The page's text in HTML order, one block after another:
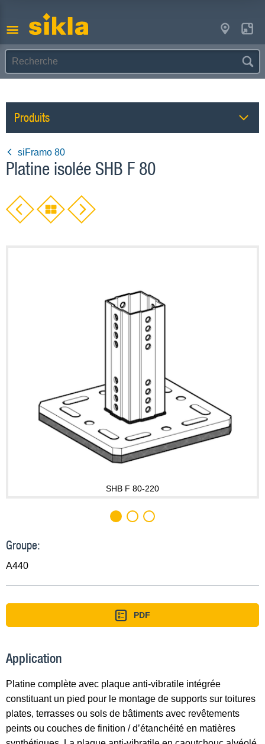
Produits
siFramo 80
Platine isolée SHB F 80
SHB F 80-220
Groupe:
A440
PDF
Application
Platine complète avec plaque anti-vibratile intégrée
constituant un pied pour le montage de supports sur toitures
plates, terrasses ou sols de bâtiments avec revêtements
peints ou couches de finition / d’étanchéité en matières